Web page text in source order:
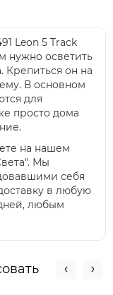
Leon 5 Track
нужно осветить
он на
В основном
для
просто дома
на нашем
Мы
себя
в любую
любым